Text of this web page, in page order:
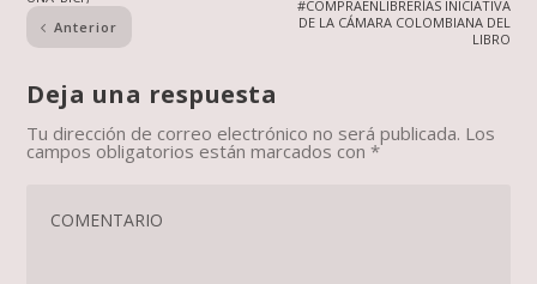
Anterior
#COMPRAENLIBRERÍAS INICIATIVA
DE LA CÁMARA COLOMBIANA DEL
LIBRO
Deja una respuesta
Tu dirección de correo electrónico no será publicada. Los
campos obligatorios están marcados con*